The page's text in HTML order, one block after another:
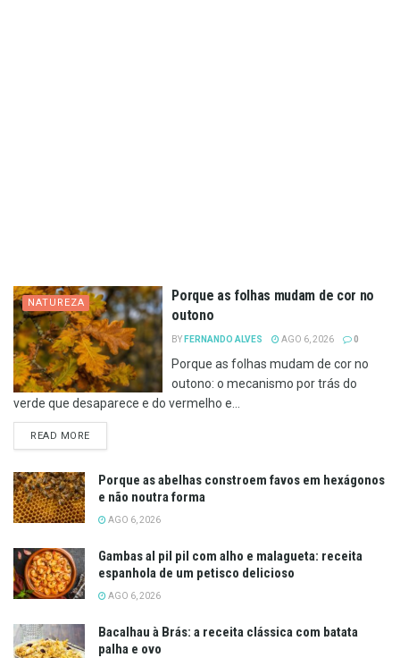
NATUREZA
Porque as folhas mudam de cor no
outono
BY FERNANDO ALVES AGO 6, 2026 0
Porque as folhas mudam de cor no
outono: o mecanismo por trás do
verde que desaparece e do vermelho e...
READ MOREDETAILS
Porque as abelhas constroem favos em hexágonos
e não noutra forma
AGO 6, 2026
Gambas al pil pil com alho e malagueta: receita
espanhola de um petisco delicioso
AGO 6, 2026
Bacalhau à Brás: a receita clássica com batata
palha e ovo